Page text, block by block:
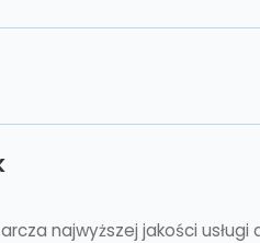
najwyższej jakości